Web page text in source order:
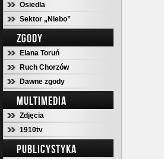
Osiedla
Sektor „Niebo”
ZGODY
Elana Toruń
Ruch Chorzów
Dawne zgody
MULTIMEDIA
Zdjęcia
1910tv
PUBLICYSTYKA